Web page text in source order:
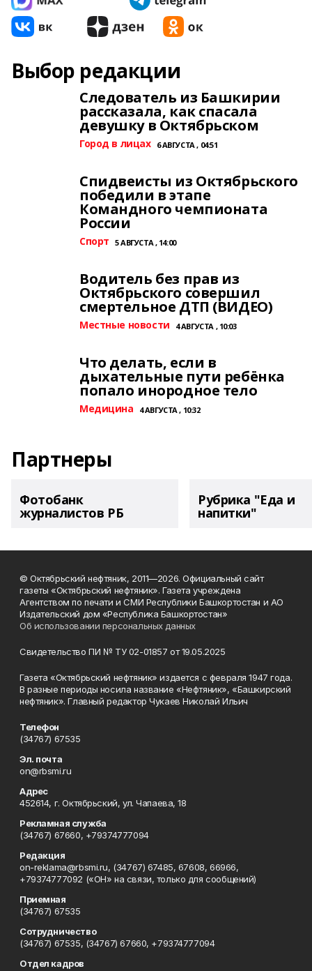
Выбор редакции
Следователь из Башкирии
рассказала, как спасала
девушку в Октябрьском
Город в лицах 6 АВГУСТА , 04:51
Спидвеисты из Октябрьского
победили в этапе
Командного чемпионата
России
Спорт 5 АВГУСТА , 14:00
Водитель без прав из
Октябрьского совершил
смертельное ДТП (ВИДЕО)
Местные новости 4 АВГУСТА , 10:03
Что делать, если в
дыхательные пути ребёнка
попало инородное тело
Медицина 4 АВГУСТА , 10:32
Партнеры
Фотобанк
журналистов РБ
Рубрика "Еда и
напитки"
© Октябрьский нефтяник, 2011—2026. Официальный сайт
газеты «Октябрьский нефтяник». Газета учреждена
Агентством по печати и СМИ Республики Башкортостан и АО
Издательский дом «Республика Башкортостан»
Об использовании персональных данных
Свидетельство ПИ № ТУ 02-01857 от 19.05.2025
Газета «Октябрьский нефтяник» издается с февраля 1947 года.
В разные периоды носила название «Нефтяник», «Башкирский
нефтяник». Главный редактор Чукаев Николай Ильич
Телефон
(34767) 67535
Эл. почта
on@rbsmi.ru
Адрес
452614, г. Октябрьский, ул. Чапаева, 18
Рекламная служба
(34767) 67660, +79374777094
Редакция
on-reklama@rbsmi.ru, (34767) 67485, 67608, 66966,
+79374777092 («ОН» на связи, только для сообщений)
Приемная
(34767) 67535
Сотрудничество
(34767) 67535, (34767) 67660, +79374777094
Отдел кадров